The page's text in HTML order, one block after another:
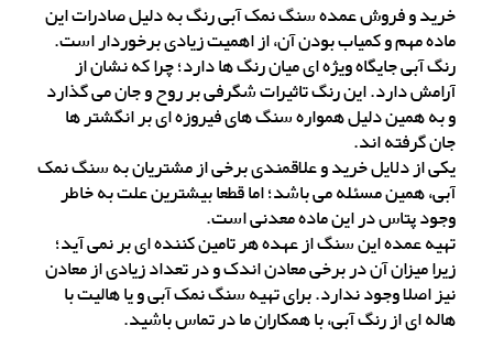
خرید و فروش عمده سنگ نمک آبی رنگ به دلیل صادرات این
ماده مهم و کمیاب بودن آن، از اهمیت زیادی برخوردار است.
رنگ آبی جایگاه ویژه ای میان رنگ ها دارد؛ چرا که نشان از
آرامش دارد. این رنگ تاثیرات شگرفی بر روح و جان می گذارد
و به همین دلیل همواره سنگ های فیروزه ای بر انگشتر ها
جان گرفته اند.
یکی از دلایل خرید و علاقمندی برخی از مشتریان به سنگ نمک
آبی، همین مسئله می باشد؛ اما قطعا بیشترین علت به خاطر
وجود پتاس در این ماده معدنی است.
تهیه عمده این سنگ از عهده هر تامین کننده ای بر نمی آید؛
زیرا میزان آن در برخی معادن اندک و در تعداد زیادی از معادن
نیز اصلا وجود ندارد. برای تهیه سنگ نمک آبی و یا هالیت با
هاله ای از رنگ آبی، با همکاران ما در تماس باشید.